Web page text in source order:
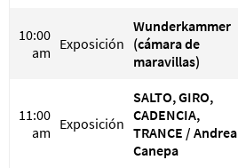
10:00
am Exposición
Wunderkammer
(cámara de
maravillas)
11:00
am Exposición
SALTO, GIRO,
CADENCIA,
TRANCE / Andrea
Canepa